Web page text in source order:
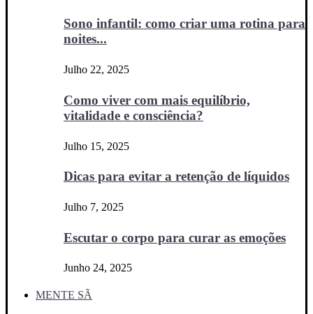
Sono infantil: como criar uma rotina para
noites...
Julho 22, 2025
Como viver com mais equilíbrio,
vitalidade e consciência?
Julho 15, 2025
Dicas para evitar a retenção de líquidos
Julho 7, 2025
Escutar o corpo para curar as emoções
Junho 24, 2025
MENTE SÃ